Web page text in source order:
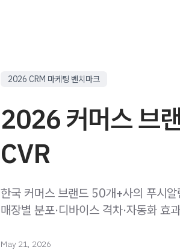
2026 CRM 마케팅 벤치마크
2026 커머스 브
CVR
한국 커머스 브랜드 50개+사의 푸시
매장별 분포·디바이스 격차·자동화
May 21, 2026